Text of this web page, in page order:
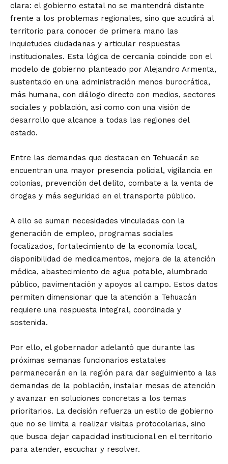
clara: el gobierno estatal no se mantendrá distante
frente a los problemas regionales, sino que acudirá al
territorio para conocer de primera mano las
inquietudes ciudadanas y articular respuestas
institucionales. Esta lógica de cercanía coincide con el
modelo de gobierno planteado por Alejandro Armenta,
sustentado en una administración menos burocrática,
más humana, con diálogo directo con medios, sectores
sociales y población, así como con una visión de
desarrollo que alcance a todas las regiones del
estado.
Entre las demandas que destacan en Tehuacán se
encuentran una mayor presencia policial, vigilancia en
colonias, prevención del delito, combate a la venta de
drogas y más seguridad en el transporte público.
A ello se suman necesidades vinculadas con la
generación de empleo, programas sociales
focalizados, fortalecimiento de la economía local,
disponibilidad de medicamentos, mejora de la atención
médica, abastecimiento de agua potable, alumbrado
público, pavimentación y apoyos al campo. Estos datos
permiten dimensionar que la atención a Tehuacán
requiere una respuesta integral, coordinada y
sostenida.
Por ello, el gobernador adelantó que durante las
próximas semanas funcionarios estatales
permanecerán en la región para dar seguimiento a las
demandas de la población, instalar mesas de atención
y avanzar en soluciones concretas a los temas
prioritarios. La decisión refuerza un estilo de gobierno
que no se limita a realizar visitas protocolarias, sino
que busca dejar capacidad institucional en el territorio
para atender, escuchar y resolver.